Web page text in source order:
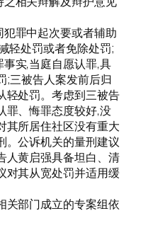
罪中起次要或者辅助
轻处罚或者免除处罚;
实,当庭自愿认罪,具
;三被告人案发前后归
轻处罚。考虑到三被告
罪、悔罪态度较好,没
其所居住社区没有重大
。公诉机关的量刑建议
人黄启强具备坦白、清
对其从宽处罚并适用缓
关部门成立的专案组依